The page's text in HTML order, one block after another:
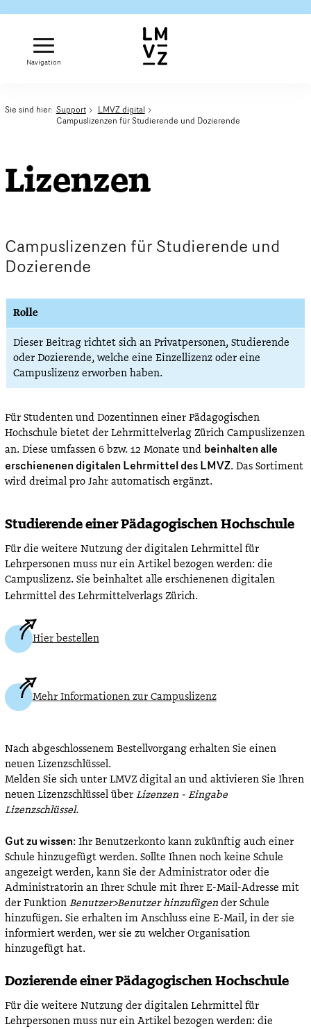
Navigation
Sie sind hier: Support
LMVZ digital
Campuslizenzen für Studierende und Dozierende
Lizenzen
Campuslizenzen für Studierende und
Dozierende
Rolle
Dieser Beitrag richtet sich an Privatpersonen, Studierende
oder Dozierende, welche eine Einzellizenz oder eine
Campuslizenz erworben haben.
Für Studenten und Dozentinnen einer Pädagogischen
Hochschule bietet der Lehrmittelverlag Zürich Campuslizenzen
an. Diese umfassen 6 bzw. 12 Monate und beinhalten alle
erschienenen digitalen Lehrmittel des LMVZ. Das Sortiment
wird dreimal pro Jahr automatisch ergänzt.
Studierende einer Pädagogischen Hochschule
Für die weitere Nutzung der digitalen Lehrmittel für
Lehrpersonen muss nur ein Artikel bezogen werden: die
Campuslizenz. Sie beinhaltet alle erschienenen digitalen
Lehrmittel des Lehrmittelverlags Zürich.
Hier bestellen
Mehr Informationen zur Campuslizenz
Nach abgeschlossenem Bestellvorgang erhalten Sie einen
neuen Lizenzschlüssel.
Melden Sie sich unter LMVZ digital an und aktivieren Sie Ihren
neuen Lizenzschlüssel über Lizenzen - Eingabe
Lizenzschlüssel.
Gut zu wissen: Ihr Benutzerkonto kann zukünftig auch einer
Schule hinzugefügt werden. Sollte Ihnen noch keine Schule
angezeigt werden, kann Sie der Administrator oder die
Administratorin an Ihrer Schule mit Ihrer E-Mail-Adresse mit
der FunktionBenutzer>Benutzer hinzufügender Schule
hinzufügen. Sie erhalten im Anschluss eine E-Mail, in der sie
informiert werden, wer sie zu welcher Organisation
hinzugefügt hat.
Dozierende einer Pädagogischen Hochschule
Für die weitere Nutzung der digitalen Lehrmittel für
Lehrpersonen muss nur ein Artikel bezogen werden: die